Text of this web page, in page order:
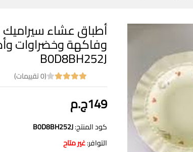
أطباق عشاء
B0D8BH252J
(0 تقييمات)
149ج.م
كود المنتج:B0D8BH252J
التوافر:غير متاح